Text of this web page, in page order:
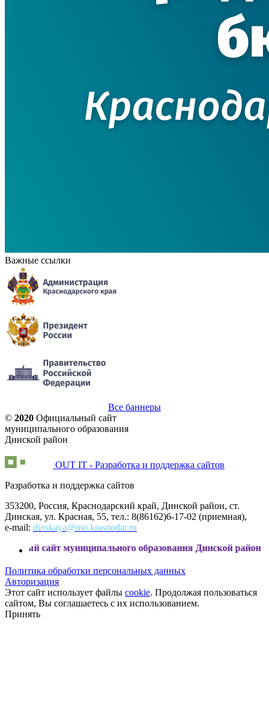
Важные ссылки
Все баннеры
© 2020 Официальный сайт
муниципального образования
Динской район
OUT IT - Разработка и поддержка сайтов
Разработка и поддержка сайтов
353200, Россия, Краснодарский край, Динской район, ст.
Динская, ул. Красная, 55, тел.: 8(86162)6-17-02 (приемная),
e-mail: dinskaya@mo.krasnodar.ru
муниципального образования Динской район
Политика обработки персональных данных
Авторизация
Этот сайт использует файлы cookie. Продолжая пользоваться
сайтом, Вы соглашаетесь с их использованием.
Принять